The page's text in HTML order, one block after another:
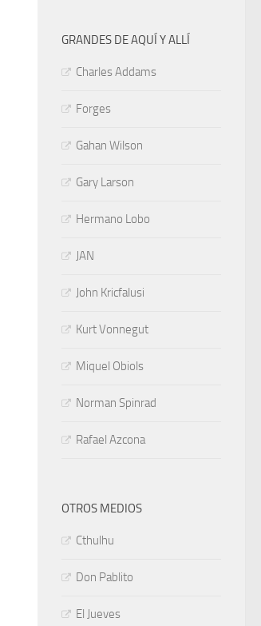
GRANDES DE AQUÍ Y ALLÍ
Charles Addams
Forges
Gahan Wilson
Gary Larson
Hermano Lobo
JAN
John Kricfalusi
Kurt Vonnegut
Miquel Obiols
Norman Spinrad
Rafael Azcona
OTROS MEDIOS
Cthulhu
Don Pablito
El Jueves